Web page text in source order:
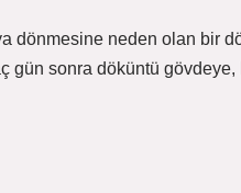
dönmesine neden olan
gün sonra döküntü